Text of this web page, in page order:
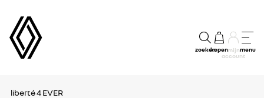
zoekenkopenmijn
account
menu
liberté 4 EVER